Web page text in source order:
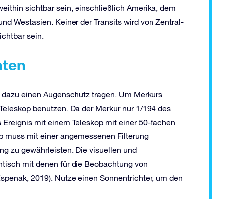
sichtbar sein, einschließlich Amerika, dem
Westasien. Keiner der Transits wird von Zentral-
sein.
einen Augenschutz tragen. Um Merkurs
benutzen. Da der Merkur nur 1/194 des
mit einem Teleskop mit einer 50-fachen
muss mit einer angemessenen Filterung
zu gewährleisten. Die visuellen und
mit denen für die Beobachtung von
2019). Nutze einen Sonnentrichter, um den